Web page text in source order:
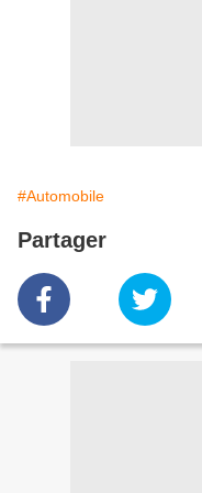
#Automobile
Partager